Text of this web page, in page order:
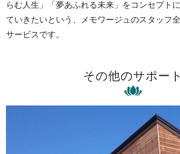
らむ人生」「夢あふれる未来」をコンセプト
ていきたいという、メモワージュのスタッフ
サービスです。
その他のサポート